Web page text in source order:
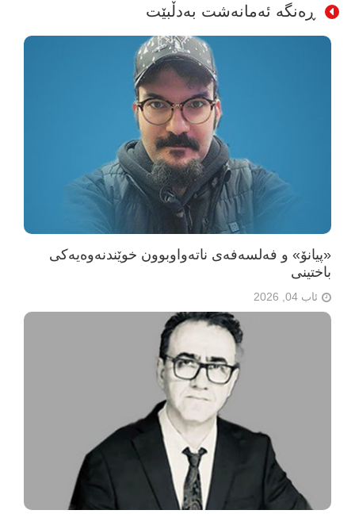
ڕەنگە ئەمانەشت بەدڵبێت
«پیانۆ» و فەلسەفەی ناتەواوبوون خوێندنەوەیەکی
باختینی
ئاب 04, 2026